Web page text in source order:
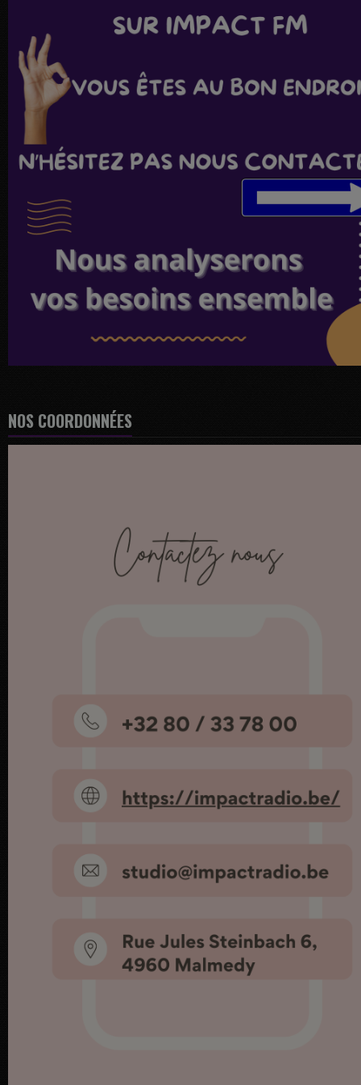
NOS COORDONNÉES